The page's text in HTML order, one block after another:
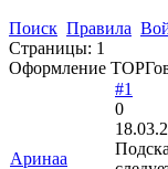
Поиск Правила
Страницы: 1
Оформление
Аринаа
#1
0